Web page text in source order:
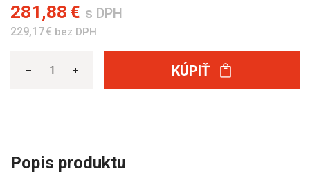
281,88 € s DPH
229,17 € bez DPH
KÚPIŤ
Popis produktu